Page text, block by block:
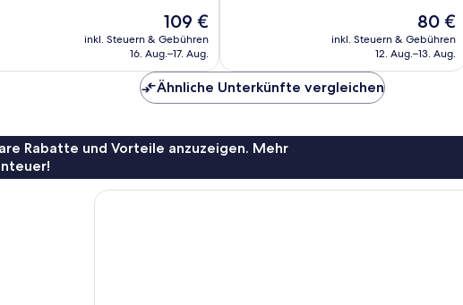
Der
Preis
beträgt
109 €
inkl. Steuern & Gebühren
16. Aug.–17. Aug.
Der
Preis
beträgt
80 €
inkl. Steuern & Gebühren
12. Aug.–13. Aug.
Ähnliche Unterkünfte vergleichen
Rabatte und Vorteile anzuzeigen. Mehr